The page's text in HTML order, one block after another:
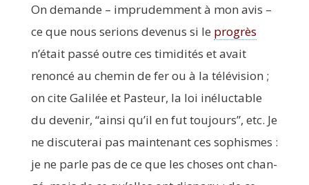
On demande – impru­dem­ment à mon avis –
ce que nous serions deve­nus si le pro­grès
n’é­tait pas­sé outre ces timi­di­tés et avait
renon­cé au che­min de fer ou à la télé­vi­sion ;
on cite Gali­lée et Pas­teur, la loi iné­luc­table
du deve­nir, “ain­si qu’il en fut tou­jours”, etc. Je
ne dis­cu­te­rai pas main­te­nant ces sophismes :
je ne parle pas de ce que les choses ont chan­